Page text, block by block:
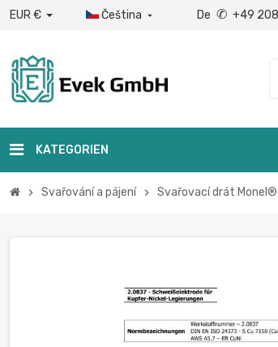
EUR € Čeština  De ✆ +49
KATEGORIEN
chevron_right Svařování a pájení chevron_right Svařovací drát